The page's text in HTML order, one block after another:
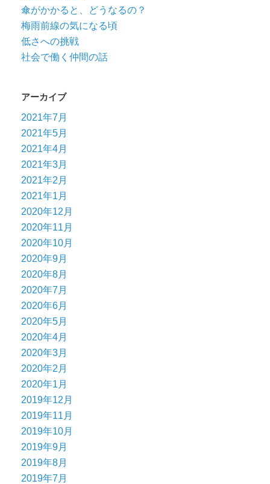
傘がかかると、どうなるの？
梅雨前線の気になる頃
低さへの挑戦
社会で働く仲間の話
アーカイブ
2021年7月
2021年5月
2021年4月
2021年3月
2021年2月
2021年1月
2020年12月
2020年11月
2020年10月
2020年9月
2020年8月
2020年7月
2020年6月
2020年5月
2020年4月
2020年3月
2020年2月
2020年1月
2019年12月
2019年11月
2019年10月
2019年9月
2019年8月
2019年7月